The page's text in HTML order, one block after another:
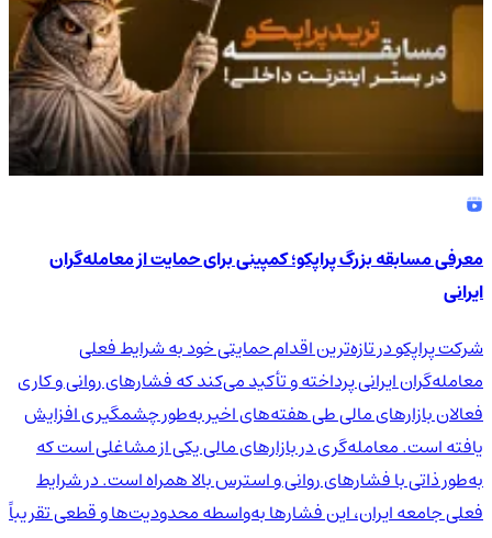
معرفی مسابقه بزرگ پراپکو؛ کمپینی برای حمایت از معامله‌گران
ایرانی
شرکت پراپکو در تازه‌ترین اقدام حمایتی خود به شرایط فعلی
معامله‌گران ایرانی پرداخته و تأکید می‌کند که فشارهای روانی و کاری
فعالان بازارهای مالی طی هفته‌های اخیر به‌طور چشمگیری افزایش
یافته است. معامله‌گری در بازارهای مالی یکی از مشاغلی است که
به‌طور ذاتی با فشارهای روانی و استرس بالا همراه است. در شرایط
فعلی جامعه ایران، این فشارها به‌واسطه محدودیت‌ها و قطعی تقریباً